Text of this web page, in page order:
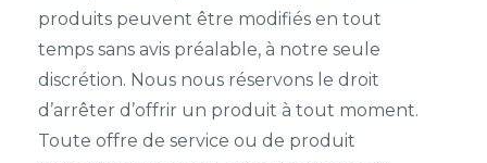
produits peuvent être modifiés en tout
temps sans avis préalable, à notre seule
discrétion. Nous nous réservons le droit
d’arrêter d’offrir un produit à tout moment.
Toute offre de service ou de produit